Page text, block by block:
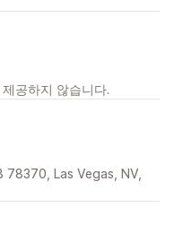
공하지 않습니다.
Las Vegas, NV,